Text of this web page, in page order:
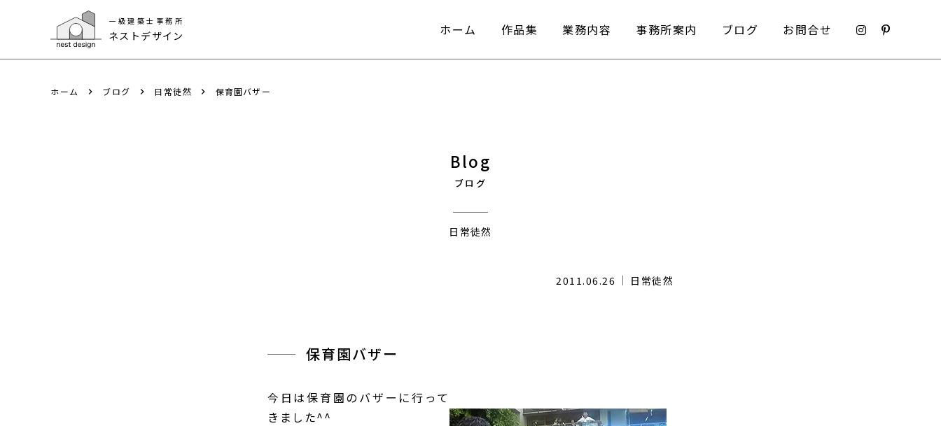
一級建築士事務所
ネストデザイン ホーム 作品集 業務内容 事務所案内 ブログ お問合せ
一級建築士事務所
ネストデザイン ホーム 作品集 業務内容 事務所案内 ブログ お問合せ
ホーム ブログ 日常徒然 保育園バザー
Blog
ブログ
日常徒然
2011.06.26 日常徒然
保育園バザー
今日は保育園のバザーに行って
きました^^